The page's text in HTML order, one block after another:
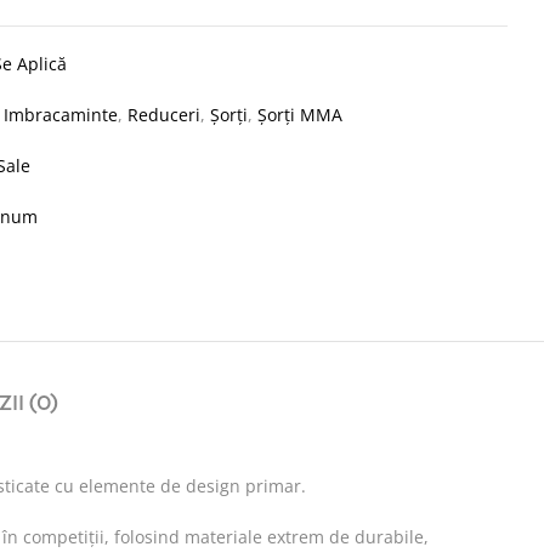
Aplică
Imbracaminte, Reduceri,Șorți,Șorți MMA
(0)
cu elemente de design primar.
competiții, folosind materiale extrem de durabile,